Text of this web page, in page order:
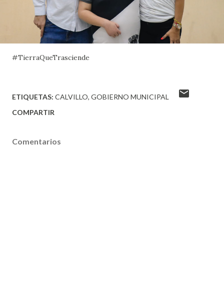
#TierraQueTrasciende
ETIQUETAS: CALVILLO GOBIERNO MUNICIPAL
COMPARTIR
Comentarios